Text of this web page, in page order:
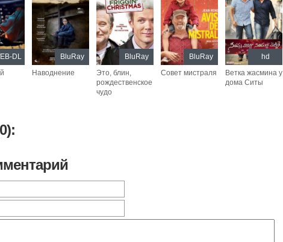
DL
Наводнение
BluRay
Это, блин,
рождественское
чудо
BluRay
Совет мистраля
BluRay
Ветка жасмина у
дома Ситы
hd